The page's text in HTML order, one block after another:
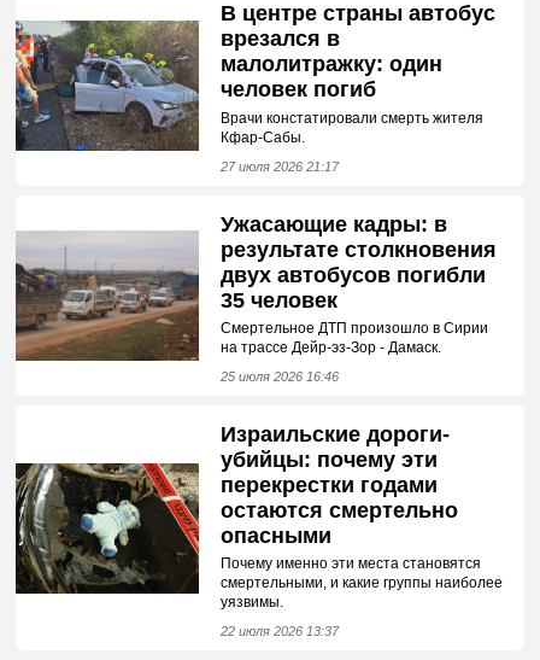
В центре страны автобус
врезался в
малолитражку: один
человек погиб
Врачи констатировали смерть жителя
Кфар-Сабы.
27 июля 2026 21:17
Ужасающие кадры: в
результате столкновения
двух автобусов погибли
35 человек
Смертельное ДТП произошло в Сирии
на трассе Дейр-эз-Зор - Дамаск.
25 июля 2026 16:46
Израильские дороги-
убийцы: почему эти
перекрестки годами
остаются смертельно
опасными
Почему именно эти места становятся
смертельными, и какие группы наиболее
уязвимы.
22 июля 2026 13:37